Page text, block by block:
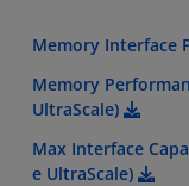
Memory Interface
Memory
UltraScale)
Max Interface
e UltraScale)